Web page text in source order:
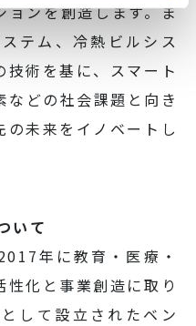
ョンを創造します。ま
テム、冷熱ビルシス
術を基に、スマート
どの社会課題と向き
未来をイノベートし
いて
年に教育・医療・
化と事業創造に取り
して設立されたベン